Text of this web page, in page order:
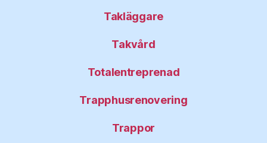
Takläggare
Takvård
Totalentreprenad
Trapphusrenovering
Trappor